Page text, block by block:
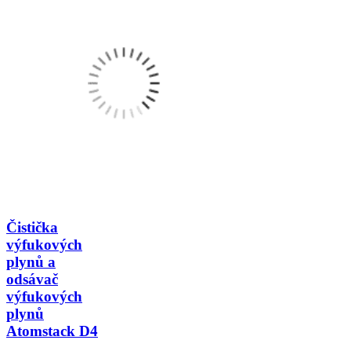
Čistička
výfukových
plynů a
odsávač
výfukových
plynů
Atomstack D4